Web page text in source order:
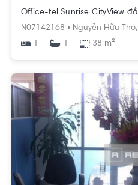
N07142168 • Nguyễn Hữu Thọ,
1
1 38 m²